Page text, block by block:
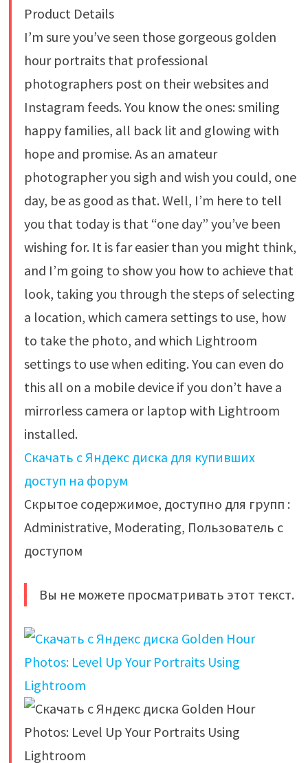
Product Details
I’m sure you’ve seen those gorgeous golden
hour portraits that professional
photographers post on their websites and
Instagram feeds. You know the ones: smiling
happy families, all back lit and glowing with
hope and promise. As an amateur
photographer you sigh and wish you could, one
day, be as good as that. Well, I’m here to tell
you that today is that “one day” you’ve been
wishing for. It is far easier than you might think,
and I’m going to show you how to achieve that
look, taking you through the steps of selecting
a location, which camera settings to use, how
to take the photo, and which Lightroom
settings to use when editing. You can even do
this all on a mobile device if you don’t have a
mirrorless camera or laptop with Lightroom
installed.
Скачать с Яндекс диска для купивших
доступ на форум
Скрытое содержимое, доступно для групп :
Administrative, Moderating, Пользователь с
доступом
Вы не можете просматривать этот текст.